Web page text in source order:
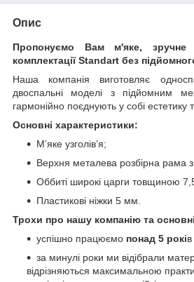
Опис
Пропонуємо Вам м'яке,
комплектації Standart без
Наша компанія виготовляє
двоспальні моделі з підйомним
гармонійно поєднують у собі естетику
Основні характеристики:
М’яке узголів’я;
Верхня металева розбірна рама
Оббиті широкі царги товщиною
Пластикові ніжки 5 мм.
Трохи про нашу компанію та
успішно працюємо понад 5 рокі
за минулі роки ми відібрали
відрізняються максимальною